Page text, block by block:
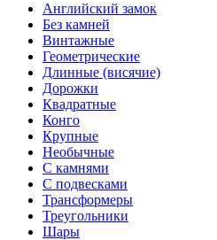
Английский замок
Без камней
Винтажные
Геометрические
Длинные (висячие)
Дорожки
Квадратные
Конго
Крупные
Необычные
С камнями
С подвесками
Трансформеры
Треугольники
Шары